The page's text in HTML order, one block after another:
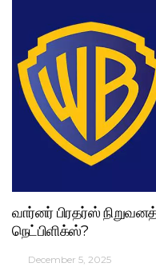
வார்னர் பிரதர்ஸ்
நெட்பிளிக்ஸ்?
December 5, 2025